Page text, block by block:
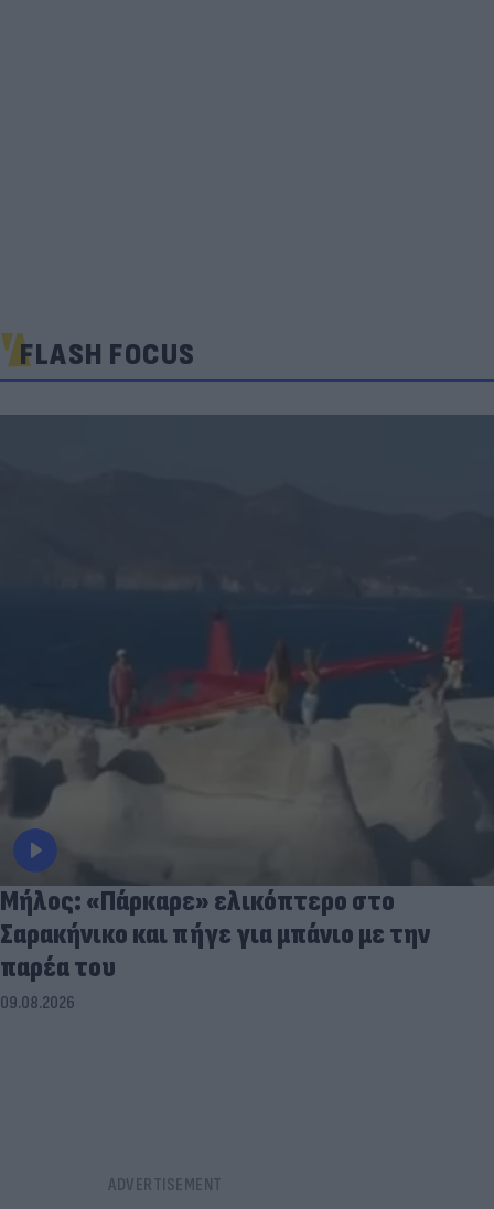
FLASH FOCUS
Μήλος: «Πάρκαρε» ελικόπτερο στο
Σαρακήνικο και πήγε για μπάνιο με την
παρέα του
09.08.2026